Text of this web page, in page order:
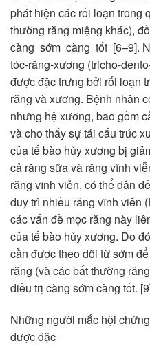
phát hiện các rối loạn trong
thường răng miệng khác),
càng sớm càng tốt [6–9].
tóc-răng-xương (tricho-
được đặc trưng bởi rối loạn
răng và xương. Bệnh nhân
nhưng hệ xương, bao gồm
và cho thấy sự tái cấu trúc
của tế bào hủy xương bị
cả răng sữa và răng vĩnh
răng vĩnh viễn, có thể dẫn
duy trì nhiều răng vĩnh viễn
các vấn đề mọc răng này
của tế bào hủy xương. Do
cần được theo dõi từ sớm
răng (và các bất thường
điều trị càng sớm càng tốt.
Những người mắc hội
được đặc